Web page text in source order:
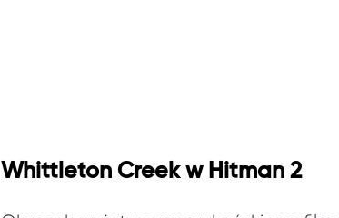
Whittleton Creek w Hitman 2